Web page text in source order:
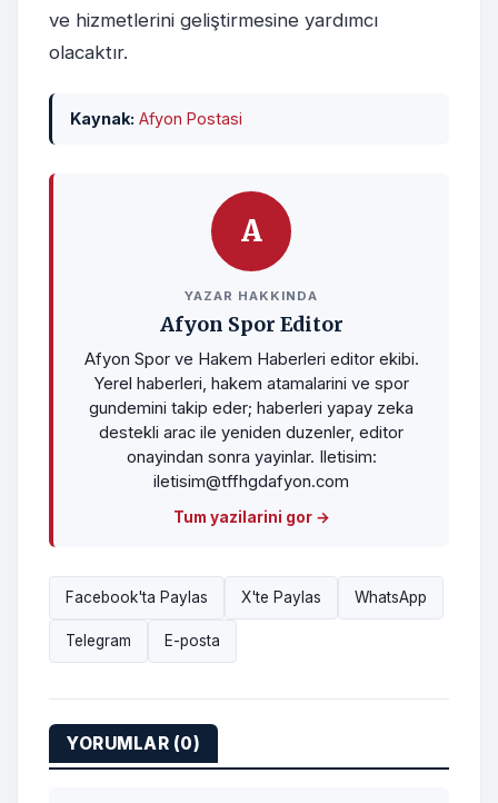
ve hizmetlerini geliştirmesine yardımcı
olacaktır.
Kaynak: Afyon Postasi
A
YAZAR HAKKINDA
Afyon Spor Editor
Afyon Spor ve Hakem Haberleri editor ekibi.
Yerel haberleri, hakem atamalarini ve spor
gundemini takip eder; haberleri yapay zeka
destekli arac ile yeniden duzenler, editor
onayindan sonra yayinlar. Iletisim:
iletisim@tffhgdafyon.com
Tum yazilarini gor →
Facebook'ta Paylas X'te Paylas WhatsApp
Telegram E-posta
YORUMLAR (0)